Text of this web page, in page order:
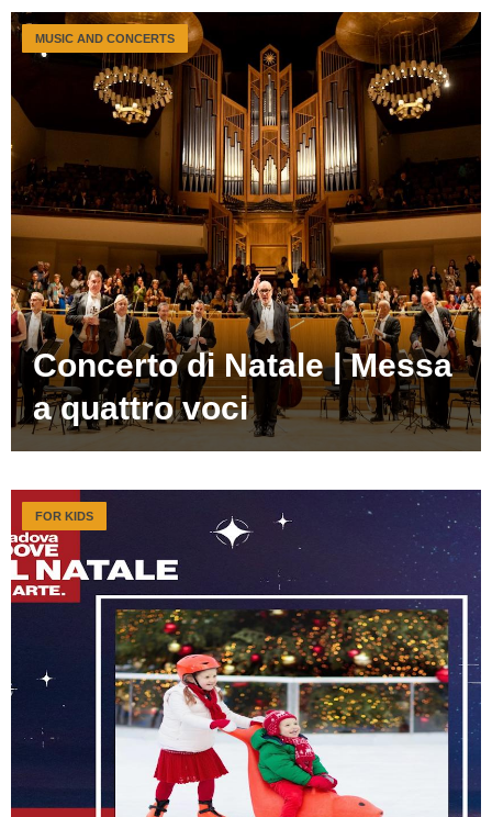
Concerto di Natale | Messa
a quattro voci
MUSIC AND CONCERTS
FOR KIDS